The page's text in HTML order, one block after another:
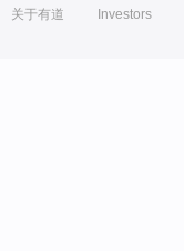
关于有道 Investors